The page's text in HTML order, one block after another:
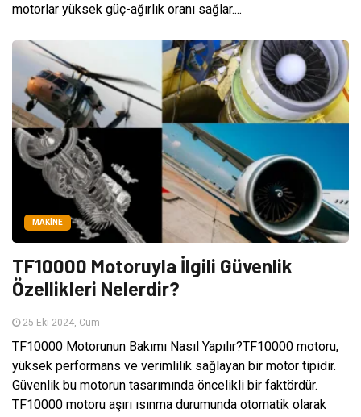
motorlar yüksek güç-ağırlık oranı sağlar....
MAKINE
TF10000 Motoruyla İlgili Güvenlik
Özellikleri Nelerdir?
25 Eki 2024, Cum
TF10000 Motorunun Bakımı Nasıl Yapılır?TF10000 motoru,
yüksek performans ve verimlilik sağlayan bir motor tipidir.
Güvenlik bu motorun tasarımında öncelikli bir faktördür.
TF10000 motoru aşırı ısınma durumunda otomatik olarak